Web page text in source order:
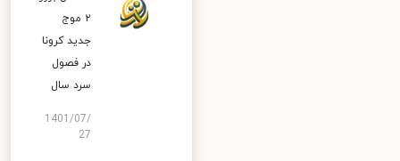
۲ موج
جدید کرونا
در فصول
سرد سال
1401/07/
27